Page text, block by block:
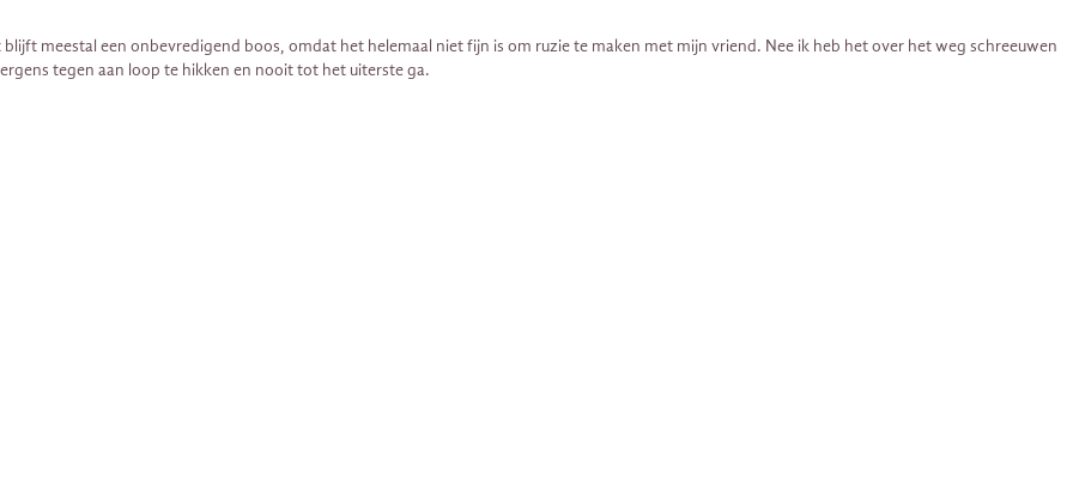
meestal een onbevredigend boos, omdat het helemaal niet fijn is om ruzie te maken met mijn vriend. Nee ik heb het over het weg schreeuwen
tegen aan loop te hikken en nooit tot het uiterste ga.